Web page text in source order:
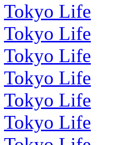
Tokyo Life
Tokyo Life
Tokyo Life
Tokyo Life
Tokyo Life
Tokyo Life